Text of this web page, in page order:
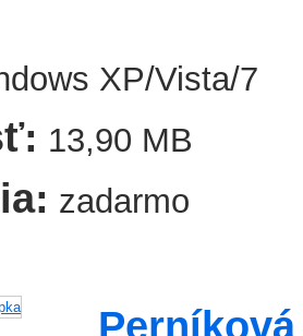
XP/Vista/7
13,90 MB
zadarmo